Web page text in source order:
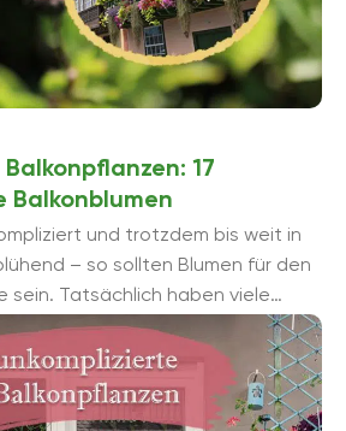
17
Balkonblumen
und trotzdem bis weit in
– so sollten Blumen für den
sein. Tatsächlich haben viele
nur wenig Ansprü...